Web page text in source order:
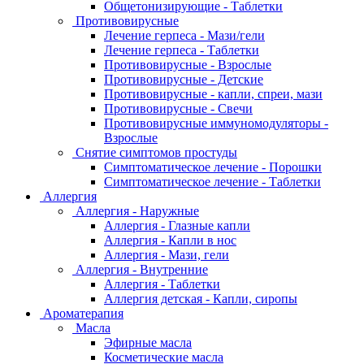
Общетонизирующие - Таблетки
Противовирусные
Лечение герпеса - Мази/гели
Лечение герпеса - Таблетки
Противовирусные - Взрослые
Противовирусные - Детские
Противовирусные - капли, спреи, мази
Противовирусные - Свечи
Противовирусные иммуномодуляторы -
Взрослые
Снятие симптомов простуды
Симптоматическое лечение - Порошки
Симптоматическое лечение - Таблетки
Аллергия
Аллергия - Наружные
Аллергия - Глазные капли
Аллергия - Капли в нос
Аллергия - Мази, гели
Аллергия - Внутренние
Аллергия - Таблетки
Аллергия детская - Капли, сиропы
Ароматерапия
Масла
Эфирные масла
Косметические масла